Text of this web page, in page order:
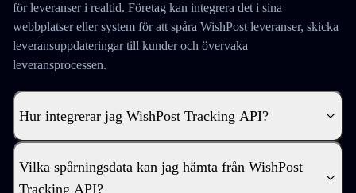
för leveranser i realtid. Företag kan integrera det i sina
webbplatser eller system för att spåra WishPost leveranser, skicka
leveransuppdateringar till kunder och övervaka
leveransprocessen.
Hur integrerar jag WishPost Tracking API?
Vilka spårningsdata kan jag hämta från WishPost
Tracking API?